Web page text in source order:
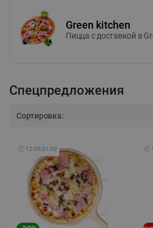
Green kitchen
Пицца c доставкой в
Спецпредложения
Сортировка:
🕘 12:00-21:00 🕘